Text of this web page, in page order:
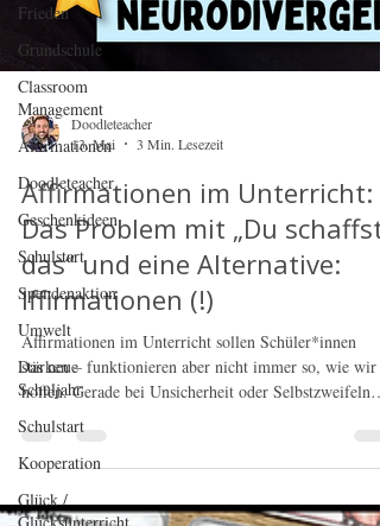
Frieden
Grundschule
Classroom
Management
Affirmationen
Doodleteacher
Geschenkideen
Schulstart
Spendenaktion
Umwelt
Das neue
Schuljahr
Schulstart
Kooperation
Glück /
Doodleteacher
13. Mai
3 Min. Lesezeit
Affirmationen im Unterricht:
Das Problem mit „Du schaffst
das“ und eine Alternative:
Iffirmationen (!)
Affirmationen im Unterricht sollen Schüler*innen
stärken – funktionieren aber nicht immer so, wie wir
können Sätze wie „Ich schaffe das“ inneren Widerstand
auslösen. In diesem Beitrag erfährst du, warum